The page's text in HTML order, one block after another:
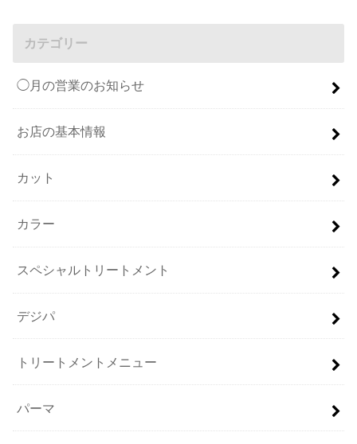
カテゴリー
◯月の営業のお知らせ
お店の基本情報
カット
カラー
スペシャルトリートメント
デジパ
トリートメントメニュー
パーマ